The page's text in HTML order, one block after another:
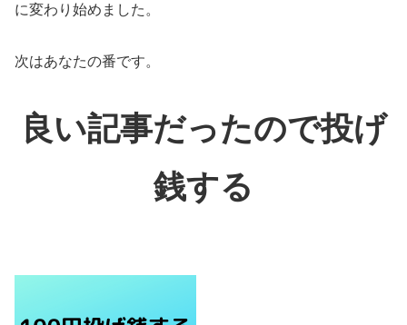
に変わり始めました。
次はあなたの番です。
良い記事だったので投げ
銭する